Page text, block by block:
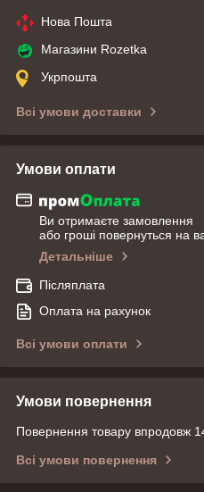
Нова Пошта
Магазини Rozetka
Укрпошта
Всі умови доставки
Умови оплати
Ви отримаєте замовлення
або гроші повернуться на
Детальніше
Післяплата
Оплата на рахунок
Всі умови оплати
Умови повернення
Повернення товару впродовж
Всі умови повернення